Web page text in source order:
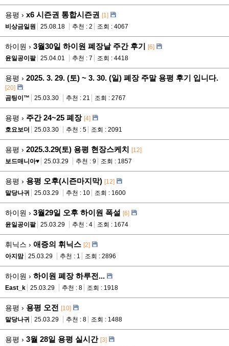
용평 › x6 시즌권 통합시즌권 [1]
비상금일원
25.08.18 추천 : 2 조회 : 4067
하이원 › 3월30일 하이원 폐장날 주간 후기 [6]
윤일공이팔
25.04.01 추천 : 7 조회 : 4418
용평 › 2025. 3. 29. (토) ~ 3. 30. (일) 폐장 주말 용평 후기 입니다.
[20]
곰팅이™
25.03.30 추천 : 21 조회 : 2767
용평 › 주간 24~25 폐장 [4]
호요보더
25.03.30 추천 : 5 조회 : 2091
용평 › 2025.3.29(토) 용평 현장스케치 [12]
보드매니아♥
25.03.29 추천 : 9 조회 : 1857
용평 › 용평 오후(시즌마지막) [12]
말당나귀
25.03.29 추천 : 10 조회 : 1600
하이원 › 3월29일 오후 하이원 폭설 [6]
윤일공이팔
25.03.29 추천 : 4 조회 : 1674
휘닉스 › 애증의 휘닉스 [2]
아지맘
25.03.29 추천 : 1 조회 : 2896
하이원 › 하이원 폐장 하루전...
East_k 25.03.29 추천 : 8 조회 : 1918
용평 › 용평 오전 [10]
말당나귀
25.03.29 추천 : 8 조회 : 1488
용평 › 3월 28일 용평 실시간 [3]